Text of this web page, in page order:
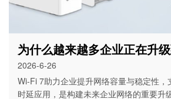
为什么越来越多企业正在升
2026-6-26
Wi-Fi 7助力企业提升网络容量与稳定性，
时延应用，是构建未来企业网络的重要升